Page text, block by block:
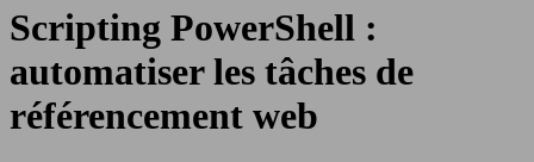
Scripting PowerShell :
automatiser les tâches de
référencement web